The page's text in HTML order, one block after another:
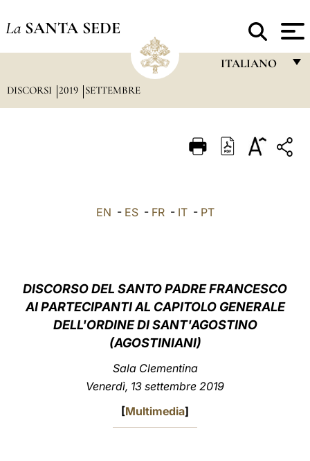
La SANTA SEDE
ITALIANO
ITALIANO
中文
LATINE
DISCORSI 2019 SETTEMBRE
EN - ES- FR- IT- PT
DISCORSO DEL SANTO PADRE FRANCESCO
AI PARTECIPANTI AL CAPITOLO GENERALE
DELL'ORDINE DI SANT'AGOSTINO
(AGOSTINIANI)
Sala Clementina
Venerdì, 13 settembre 2019
[Multimedia]